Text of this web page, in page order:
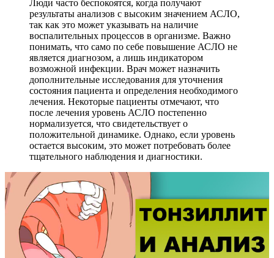
Люди часто беспокоятся, когда получают
результаты анализов с высоким значением АСЛО,
так как это может указывать на наличие
воспалительных процессов в организме. Важно
понимать, что само по себе повышение АСЛО не
является диагнозом, а лишь индикатором
возможной инфекции. Врач может назначить
дополнительные исследования для уточнения
состояния пациента и определения необходимого
лечения. Некоторые пациенты отмечают, что
после лечения уровень АСЛО постепенно
нормализуется, что свидетельствует о
положительной динамике. Однако, если уровень
остается высоким, это может потребовать более
тщательного наблюдения и диагностики.